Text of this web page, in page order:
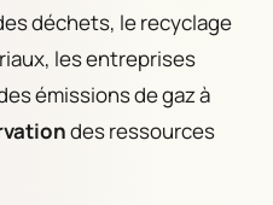
déchets, le recyclage
les entreprises
émissions de gaz à
des ressources